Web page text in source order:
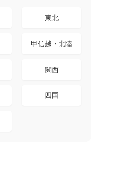
東北
甲信越・北陸
関西
四国